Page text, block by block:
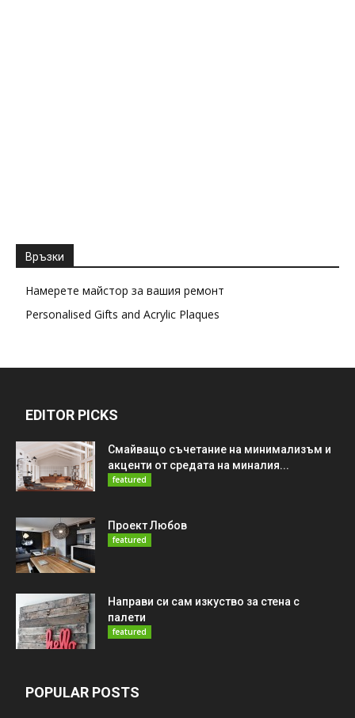
Връзки
Намерете майстор за вашия ремонт
Personalised Gifts and Acrylic Plaques
EDITOR PICKS
Смайващо съчетание на минимализъм и
акценти от средата на миналия...
featured
Проект Любов
featured
Направи си сам изкуство за стена с
палети
featured
POPULAR POSTS